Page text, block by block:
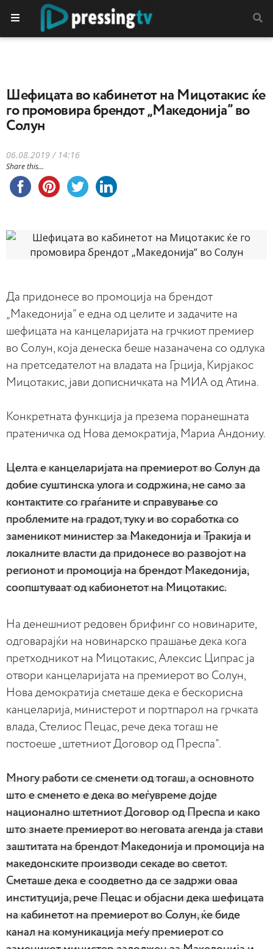
Шефицата во кабинетот на Мицотакис ќе
го промовира брендот „Македонија” во
Солун
06.08.2019 / 14:16
Share this...
Да придонесе во промоција на брендот
„Македонија“ е една од целите и задачите на
шефицата на канцеларијата на грчкиот премиер
во Солун, која денеска беше назаначена со одлука
на претседателот на владата на Грција, Кирјакос
Мицотакис, јави дописничката на МИА од Атина.
Конкретната функција ја презема поранешната
пратеничка од Нова демократија, Мариа Андониу.
Целта е канцеларијата на премиерот во Солун да
добие суштинска улога и содржина, не само за
контактите со граѓаните и справување со
проблемите на градот, туку и во соработка со
заменикот министер за Македонија и Тракија и
локалните власти да придонесе во развојот на
регионот и промоција на брендот Македонија,
соопштуваат од кабионетот на Мицотакис.
На денешниот редовен брифинг со новинарите,
одговарајќи на новинарско прашање дека кога
претходникот на Мицотакис, Алексис Ципрас ја
отвори канцеларијата на премиерот во Солун,
Нова демократија сметаше дека е бескорисна
канцеларија, министерот и портпарол на грчката
влада, Стелиос Пецас, рече дека тогаш не
постоеше „штетниот Договор од Преспа”.
Многу работи се сменети од тогаш, а основното
што е сменето е дека во меѓувреме дојде
национално штетниот Договор од Преспа и како
што знаете премиерот во неговата агенда ја стави
заштитата на брендот Македонија и промоција на
македонските производи секаде во светот.
Сметаше дека е соодветно да се задржи оваа
институција, рече Пецас и објасни дека шефицата
на кабинетот на премиерот во Солун, ќе биде
канал на комуникација меѓу премиерот со